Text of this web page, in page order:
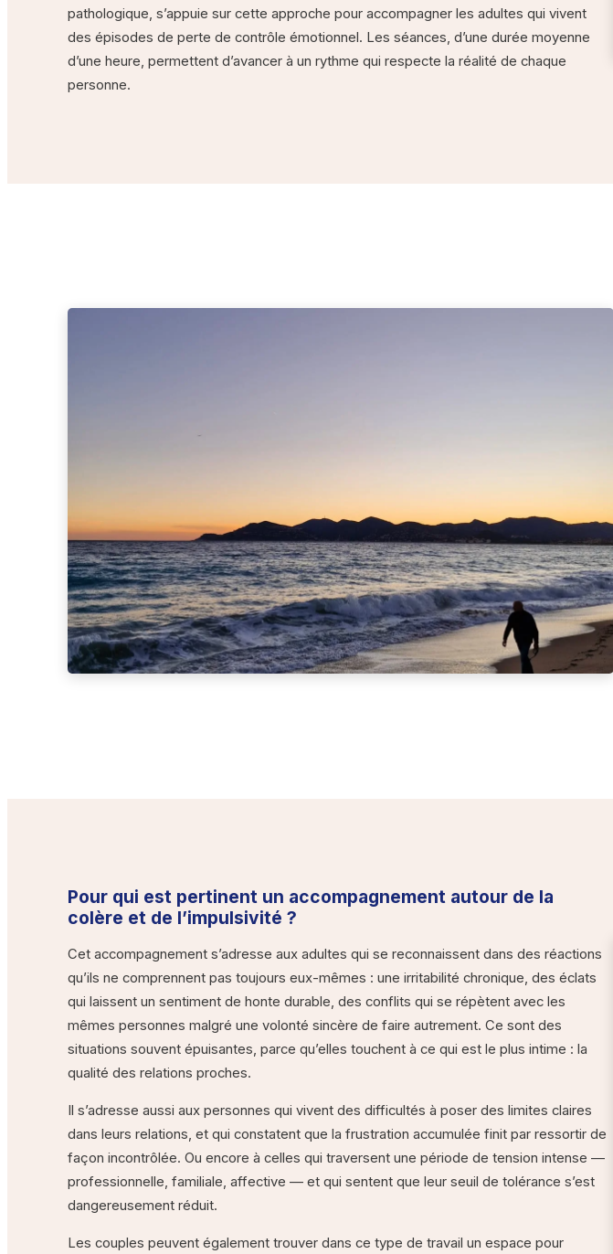
pathologique, s’appuie sur cette approche pour accompagner les adultes qui vivent
des épisodes de perte de contrôle émotionnel. Les séances, d’une durée moyenne
d’une heure, permettent d’avancer à un rythme qui respecte la réalité de chaque
personne.
Pour qui est pertinent un accompagnement autour de la
colère et de l’impulsivité ?
Cet accompagnement s’adresse aux adultes qui se reconnaissent dans des réactions
qu’ils ne comprennent pas toujours eux-mêmes : une irritabilité chronique, des éclats
qui laissent un sentiment de honte durable, des conflits qui se répètent avec les
mêmes personnes malgré une volonté sincère de faire autrement. Ce sont des
situations souvent épuisantes, parce qu’elles touchent à ce qui est le plus intime : la
qualité des relations proches.
Il s’adresse aussi aux personnes qui vivent des difficultés à poser des limites claires
dans leurs relations, et qui constatent que la frustration accumulée finit par ressortir de
façon incontrôlée. Ou encore à celles qui traversent une période de tension intense —
professionnelle, familiale, affective — et qui sentent que leur seuil de tolérance s’est
dangereusement réduit.
Les couples peuvent également trouver dans ce type de travail un espace pour